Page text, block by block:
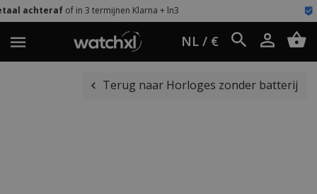
Klarna + ln3
NL / €
Terug naar Horloges zonder batterij